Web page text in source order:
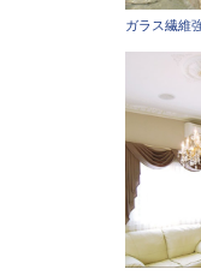
ガラス繊維